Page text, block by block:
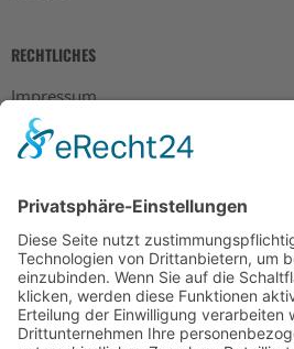
RECHTLICHES
Impressum
Datenschutz
Widerrufsbelehrung
Bankdaten